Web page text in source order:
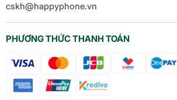
PHƯƠNG THỨC THANH TOÁN
cskh@happyphone.vn